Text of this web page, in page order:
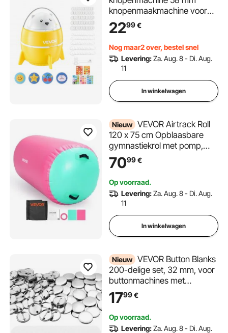
knopenmaakmachine voor
plastic badges, met 50
blanco knopen en
voorgedrukt patroonpapier,
cirkelsnijder, doe-het-
zelfprojecten,
verjaardagscadeau
2299€
Nog maar2 over, bestel snel
Levering:Za. Aug. 8 - Di. Aug.
11
In winkelwagen
Nieuw VEVOR Airtrack Roll
120 x 75 cm Opblaasbare
gymnastiekrol met pomp,
roze, voor sportscholen,
scholen, clubs en tuinen,
draagvermogen 200 kg,
instelbare luchtdruk, siliconen
handgrepen, slang en
7099€
Op voorraad.
Levering:Za. Aug. 8 - Di. Aug.
11
In winkelwagen
Nieuw VEVOR Button Blanks
200-delige set, 32 mm, voor
buttonmachines met
veiligheidsspelden,
transparante Mylar-folie en
ronde blanco vellen voor
doe-het-zelfprojecten thuis,
1799€
Op voorraad.
Levering:Za. Aug. 8 - Di. Aug.